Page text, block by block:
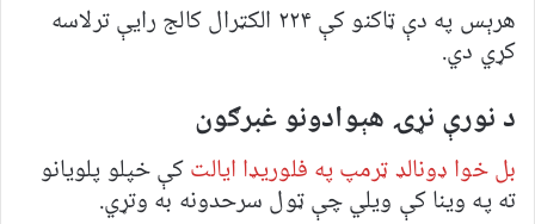
هرېس په دې ټاکنو کې ۲۲۴ الکټرال کالج رایې ترلاسه
کړي دي.
د نورې نړۍ هېوادونو غبرګون
بل خوا ډونالډ ټرمپ په فلوریډا ایالتکې خپلو پلویانو
ته په وینا کې ویلي چې ټول سرحدونه به وتړي.